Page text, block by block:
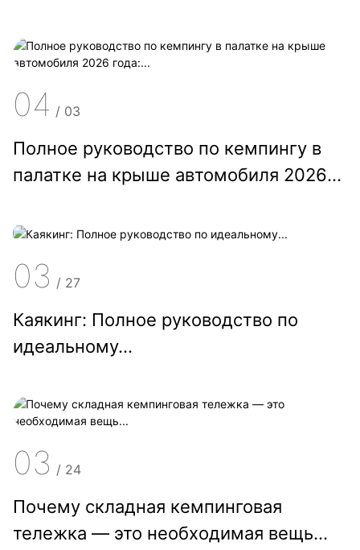
04 / 03
Полное руководство по кемпингу в
палатке на крыше автомобиля 2026
03 / 27
Каякинг: Полное руководство по
идеальному...
03 / 24
Почему складная кемпинговая
тележка — это необходимая вещь...